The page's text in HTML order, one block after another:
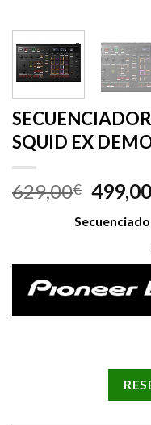
SQUID EX
629,00€ 499,00